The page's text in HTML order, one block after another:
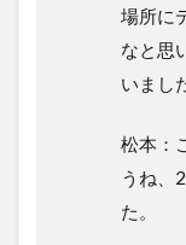
場所に
なと思
いまし
松本：
うね、
た。